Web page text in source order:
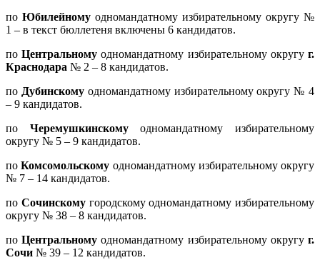
по Юбилейному одномандатному избирательному округу №
1 – в текст бюллетеня включены 6 кандидатов.
поЦентральному одномандатному избирательному округуг.
Краснодара № 2 – 8 кандидатов.
по Дубинскомуодномандатному избирательному округу № 4
– 9 кандидатов.
по Черемушкинскомуодномандатному избирательному
округу № 5 – 9 кандидатов.
поКомсомольскому одномандатному избирательному округу
№ 7 – 14 кандидатов.
по Сочинскому городскому одномандатному избирательному
округу № 38 – 8 кандидатов.
поЦентральномуодномандатному избирательному округуг.
Сочи № 39 – 12 кандидатов.